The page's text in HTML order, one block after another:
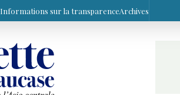
Informations sur la transparenceArchives